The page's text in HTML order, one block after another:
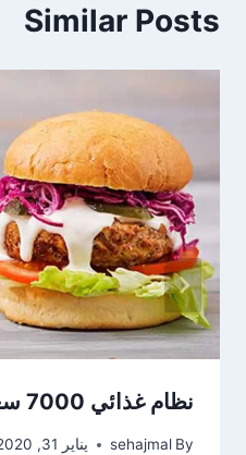
Similar Posts
نظام غذائي 7000 سعرة حرارية
By
sehajmal يناير 31, 2020